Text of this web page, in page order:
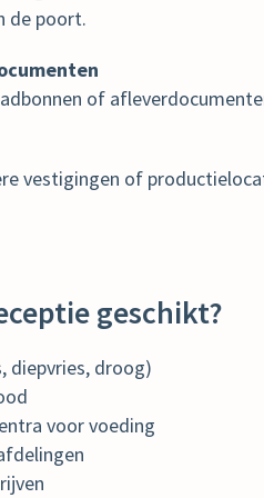
de poort.
of
vestigingen of
geschikt?
diepvries, droog)
voor voeding